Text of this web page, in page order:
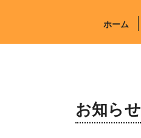
ホーム
お知らせ